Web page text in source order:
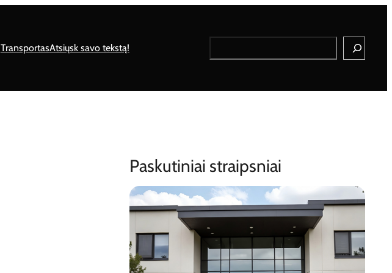
TransportasAtsiųsk savo tekstą!
Search
Paskutiniai straipsniai